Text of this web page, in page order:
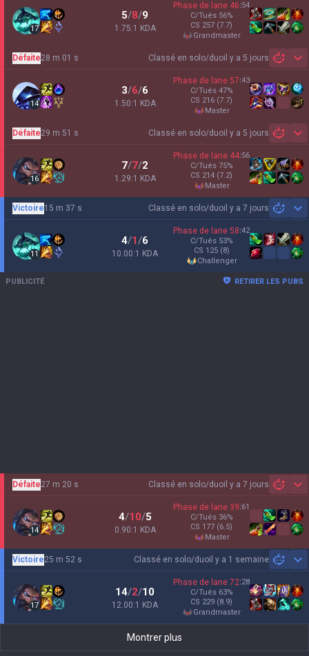
17
5/8/9
1.75:1 KDA
Phase de lane 46:54
C/Tués 56%
CS 257 (7.7)
grandmaster
Classé en solo/duoil y a 5 jours
Défaite28 m 01 s
14
3/6/6
1.50:1 KDA
Phase de lane 57:43
C/Tués 47%
CS 216 (7.7)
master
Classé en solo/duoil y a 5 jours
Défaite29 m 51 s
16
7/7/2
1.29:1 KDA
Phase de lane 44:56
C/Tués 75%
CS 214 (7.2)
master
Classé en solo/duoil y a 7 jours
Victoire15 m 37 s
11
4/1/6
10.00:1 KDA
Phase de lane 58:42
C/Tués 53%
CS 125 (8)
challenger
PUBLICITÉ RETIRER LES PUBS
Classé en solo/duoil y a 7 jours
Défaite27 m 20 s
14
4/10/5
0.90:1 KDA
Phase de lane 39:61
C/Tués 36%
CS 177 (6.5)
master
Classé en solo/duoil y a 1 semaine
Victoire25 m 52 s
17
14/2/10
12.00:1 KDA
Phase de lane 72:28
C/Tués 63%
CS 229 (8.9)
grandmaster
Montrer plus